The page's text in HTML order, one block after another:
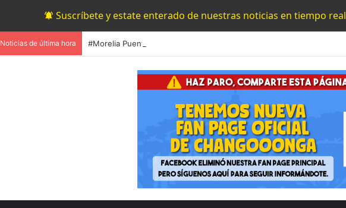
Suscríbete y estate enterado de nuestras noticias en tiempo real
Noticias de última hora